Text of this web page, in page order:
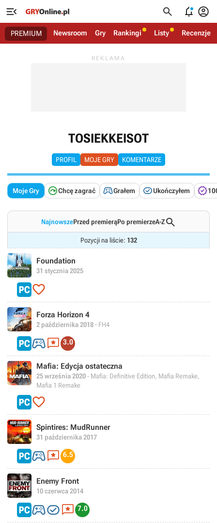
   
PREMIUM Newsroom Gry Rankingi Listy Recenzje
TOSIEKKEISOT
PROFIL MOJE GRY KOMENTARZE
Moje Gry Chcę zagrać Grałem Ukończyłem 
NajnowszePrzed premierąPo premierzeA-Z
Pozycji na liście: 132
Foundation
31 stycznia 2025

Forza Horizon 4
2 października 2018- FH4
 3.0
Mafia: Edycja ostateczna
25 września 2020- Mafia: Definitive Edition, Mafia Remake,
Mafia 1 Remake

Spintires: MudRunner
31 października 2017
 6.5
Enemy Front
10 czerwca 2014
 7.0